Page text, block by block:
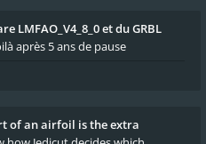
LMFAO_V4_8_0 et du GRBL
après 5 ans de pause
of an airfoil is the extra